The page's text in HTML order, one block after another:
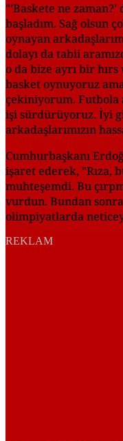
"'Baskete ne
başladım. Sağ olsun
oynayan
dolayı da tabii
o da bize ayrı bir
basket oynuyoruz
çekiniyorum. Futbola
işi sürdürüyoruz. İyi
arkadaşlarımızın
Cumhurbaşkanı
işaret ederek, "Rıza,
muhteşemdi. Bu
vurdun. Bundan
olimpiyatlarda
REKLAM